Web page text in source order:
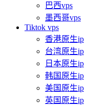
巴西vps
墨西哥vps
Tiktok vps
香港原生ip
台湾原生ip
日本原生ip
韩国原生ip
美国原生ip
英国原生ip